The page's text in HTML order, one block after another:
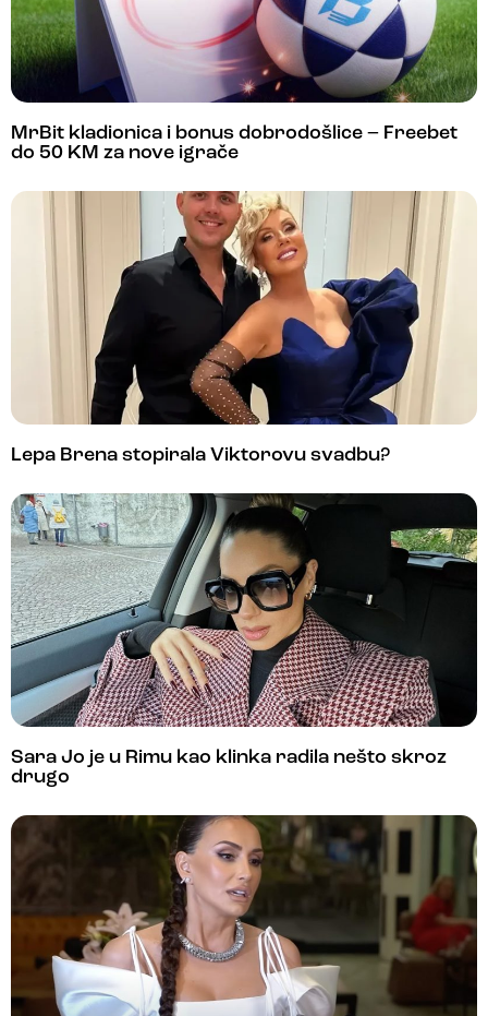
MrBit kladionica i bonus dobrodošlice – Freebet
do 50 KM za nove igrače
Lepa Brena stopirala Viktorovu svadbu?
Sara Jo je u Rimu kao klinka radila nešto skroz
drugo